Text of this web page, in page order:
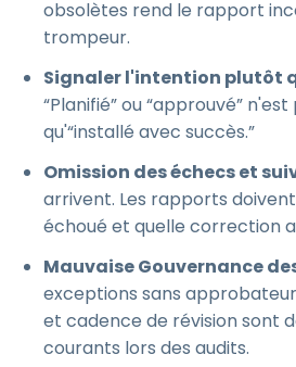
obsolètes rend le rapport
trompeur.
Signaler l'intention plutôt
“Planifié” ou “approuvé”
qu'“installé avec succès.”
Omission des échecs et
arrivent. Les rapports
échoué et quelle correction
Mauvaise Gouvernance
exceptions sans
et cadence de révision sont
courants lors des audits.